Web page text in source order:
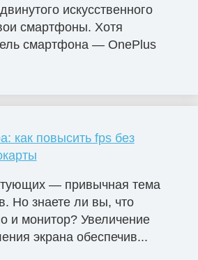
искусственного
смартфоны. Хотя
смартфона — OnePlus
как повысить fps без
— привычная тема
Но знаете ли вы, что
и монитор? Увеличение
экрана обеспечив...